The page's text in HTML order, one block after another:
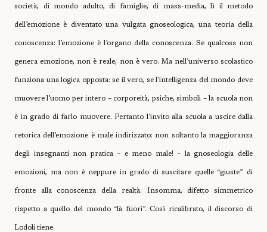
società, di mondo adulto, di famiglie, di mass-media, lì il metodo
dell’emozione è diventato una vulgata gnoseologica, una teoria della
conoscenza: l’emozione è l’organo della conoscenza. Se qualcosa non
genera emozione, non è reale, non è vero. Ma nell’universo scolastico
funziona una logica opposta: se il vero, se l’intelligenza del mondo deve
muovere l’uomo per intero – corporeità, psiche, simboli – la scuola non
è in grado di farlo muovere. Pertanto l’invito alla scuola a uscire dalla
retorica dell’emozione è male indirizzato: non soltanto la maggioranza
degli insegnanti non pratica – e meno male! – la gnoseologia delle
emozioni, ma non è neppure in grado di suscitare quelle “giuste” di
fronte alla conoscenza della realtà. Insomma, difetto simmetrico
rispetto a quello del mondo “là fuori”. Così ricalibrato, il discorso di
Lodoli tiene.